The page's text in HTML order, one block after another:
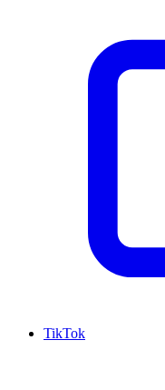
TikTok